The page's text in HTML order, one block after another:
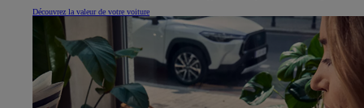
Découvrez la valeur de votre voiture